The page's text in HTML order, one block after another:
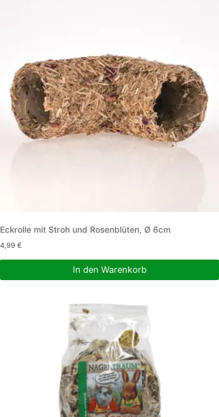
Eckrolle mit Stroh und Rosenblüten, Ø 6cm
4,99 €
In den Warenkorb